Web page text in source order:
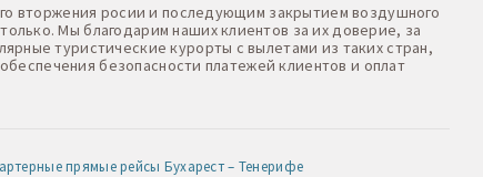
вторжения росии и последующим закрытием воздушного
Мы благодарим наших клиентов за их доверие, за
туристические курорты с вылетами из таких стран,
безопасности платежей клиентов и оплат
прямые рейсы Бухарест – Тенерифе